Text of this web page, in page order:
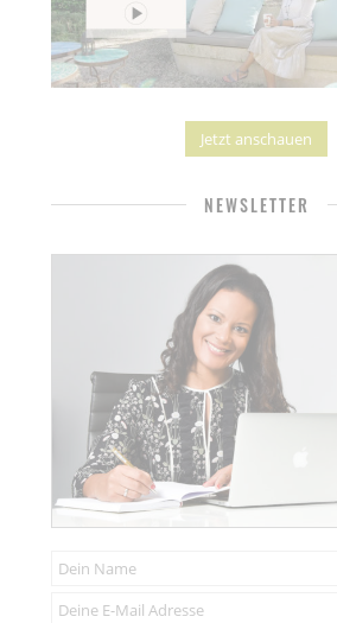
Jetzt anschauen
NEWSLETTER